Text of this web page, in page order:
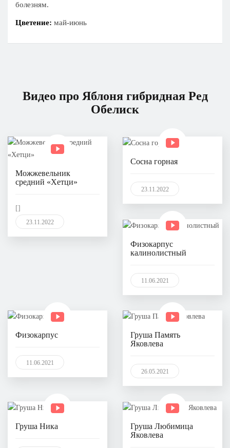
болезням.
Цветение: май-июнь
Видео про Яблоня гибридная Ред
Обелиск
Можжевельник
средний «Хетци»
[]
23.11.2022
Сосна горная
23.11.2022
Физокарпус
калинолистный
11.06.2021
Физокарпус
11.06.2021
Груша Память
Яковлева
26.05.2021
Груша Ника
Груша Любимица
Яковлева